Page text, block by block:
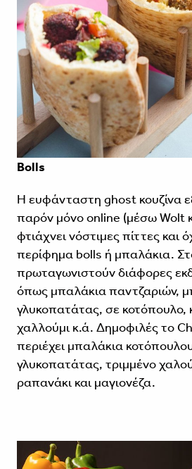
Bolls
H ευφάνταστη ghost κουζίνα
παρόν μόνο online (μέσω Wolt
φτιάχνει νόστιμες πίττες και
περίφημα bolls ή μπαλάκια.
πρωταγωνιστούν διάφορες
όπως μπαλάκια παντζαριών,
γλυκοπατάτας, σε κοτόπουλο,
χαλλούμι κ.ά. Δημοφιλές το
περιέχει μπαλάκια
γλυκοπατάτας, τριμμένο
ραπανάκι και μαγιονέζα.